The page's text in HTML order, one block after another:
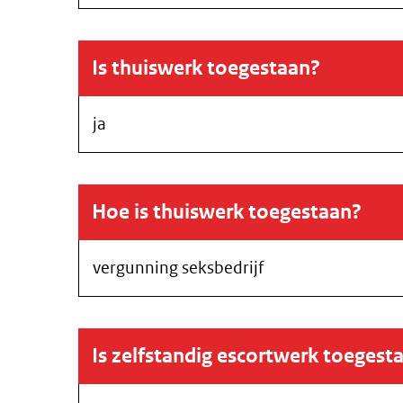
Is thuiswerk toegestaan?
ja
Hoe is thuiswerk toegestaan?
vergunning seksbedrijf
Is zelfstandig escortwerk